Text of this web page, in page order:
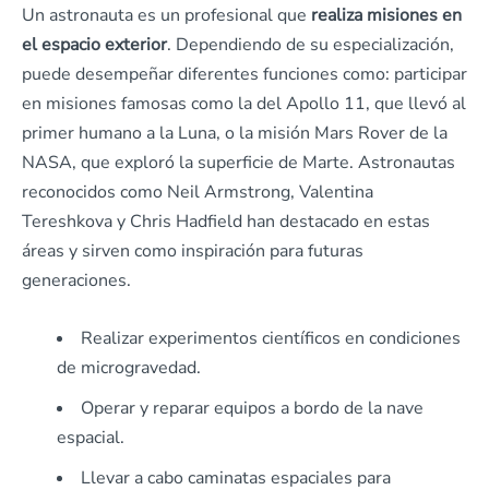
Un astronauta es un profesional que realiza misiones en
el espacio exterior. Dependiendo de su especialización,
puede desempeñar diferentes funciones como: participar
en misiones famosas como la del Apollo 11, que llevó al
primer humano a la Luna, o la misión Mars Rover de la
NASA, que exploró la superficie de Marte. Astronautas
reconocidos como Neil Armstrong, Valentina
Tereshkova y Chris Hadfield han destacado en estas
áreas y sirven como inspiración para futuras
generaciones.
Realizar experimentos científicos en condiciones
de microgravedad.
Operar y reparar equipos a bordo de la nave
espacial.
Llevar a cabo caminatas espaciales para